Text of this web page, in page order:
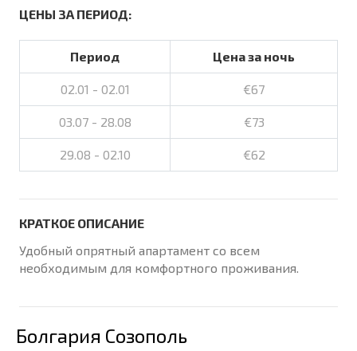
ЦЕНЫ ЗА ПЕРИОД:
Период Цена за ночь
02.01 - 02.01 €67
03.07 - 28.08 €73
29.08 - 02.10 €62
КРАТКОЕ ОПИСАНИЕ
Удобный опрятный апартамент со всем
необходимым для комфортного проживания.
Болгария Созополь